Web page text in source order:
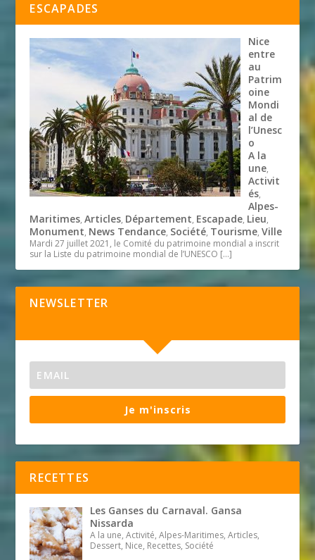
ESCAPADES
Nice
entre
au
Patrim
oine
Mondi
al de
l’Unesc
o
A la
une,
Activit
és,
Alpes-
Maritimes,Articles, Département, Escapade, Lieu,
Monument, News Tendance, Société, Tourisme,Ville
Mardi 27 juillet 2021, le Comité du patrimoine mondial a inscrit
sur la Liste du patrimoine mondial de l’UNESCO […]
NEWSLETTER
Je m'inscris
RECETTES
Les Ganses du Carnaval. Gansa
Nissarda
A la une, Activité, Alpes-Maritimes, Articles,
Dessert, Nice, Recettes, Société